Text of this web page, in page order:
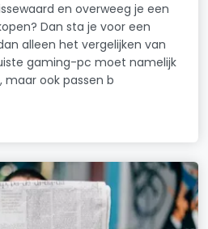
en overweeg je een
Dan sta je voor een
alleen het vergelijken van
gaming-pc moet namelijk
maar ook passen b